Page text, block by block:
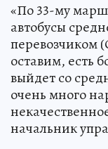
«По 33-му
автобусы
перевозчиком
оставим, есть
выйдет со
очень много
начальник